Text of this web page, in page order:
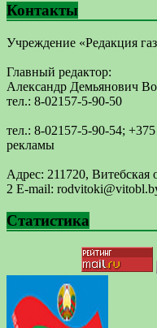
Контакты
Учреждение «Редакция
Главный редактор:
Александр Демьянович
тел.: 8-02157-5-90-50
тел.: 8-02157-5-90-54;
рекламы
Адрес: 211720,
2 E-mail:
Статистика